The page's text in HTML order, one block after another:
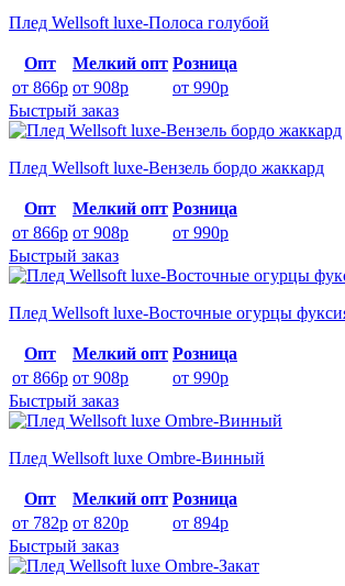
Плед Wellsoft luxe-Полоса голубой
Опт Мелкий опт Розница
от 866р от 908р
от 990р
Быстрый заказ
Плед Wellsoft luxe-Вензель бордо жаккард
Опт Мелкий опт Розница
от 866р от 908р
от 990р
Быстрый заказ
Плед Wellsoft luxe-Восточные огурцы
Опт Мелкий опт Розница
от 866р от 908р
от 990р
Быстрый заказ
Плед Wellsoft luxe Ombre-Винный
Опт Мелкий опт Розница
от 782р от 820р
от 894р
Быстрый заказ